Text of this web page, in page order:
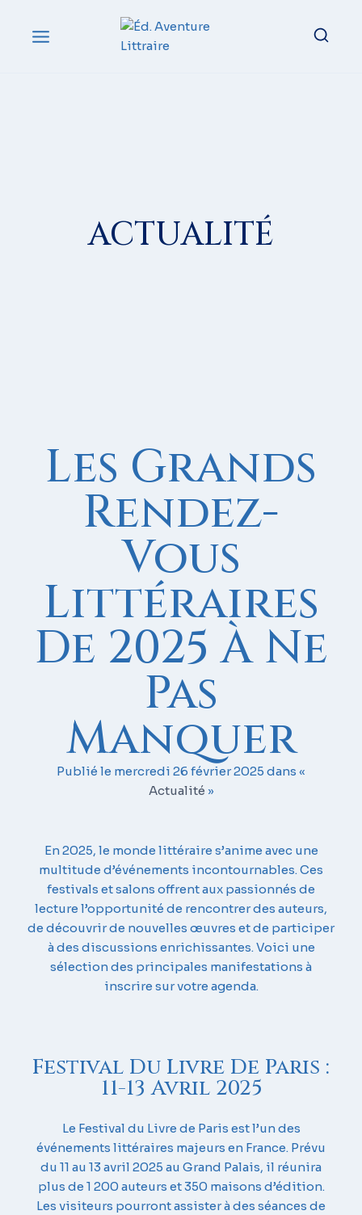
ACTUALITÉ
Les Grands
Rendez-
Vous
Littéraires
De 2025 À Ne
Pas
Manquer
Publié le mercredi 26 février 2025 dans «
Actualité »
En 2025, le monde littéraire s’anime avec une
multitude d’événements incontournables.Ces
festivals et salons offrent aux passionnés de
lecture l’opportunité de rencontrer des auteurs,
de découvrir de nouvelles œuvres et de participer
à des discussions enrichissantes.Voici une
sélection des principales manifestations à
inscrire sur votre agenda.​
Festival Du Livre De Paris :
11-13 Avril 2025
Le Festival du Livre de Paris est l’un des
événements littéraires majeurs en France. Prévu
du 11 au 13 avril 2025 au Grand Palais, il réunira
plus de 1 200 auteurs et 350 maisons d’édition.
Les visiteurs pourront assister à des séances de